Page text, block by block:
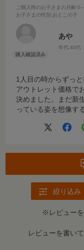
ご購入時のお子さまの月齢:0
お子さまの性別 :おとこの子
あや
年代:40代
1人目の時からずっ
アウトレット価格で
決めました。まだ新
っている姿を想像す
絞り込み
※レビュー
レビューを書い